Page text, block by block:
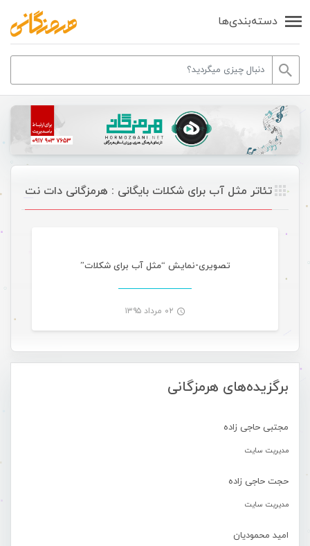
دسته‌بندی‌ها
برگزیده‌های هرمزگانی
مجتبی حاجی زاده
مدیریت سایت
حجت حاجی زاده
مدیریت سایت
امید محمودیان
تئاتر مثل آب برای شکلات بایگانی : هرمزگانی دات نت
تصویری-نمایش “مثل آب برای شکلات”
۰۲ مرداد ۱۳۹۵